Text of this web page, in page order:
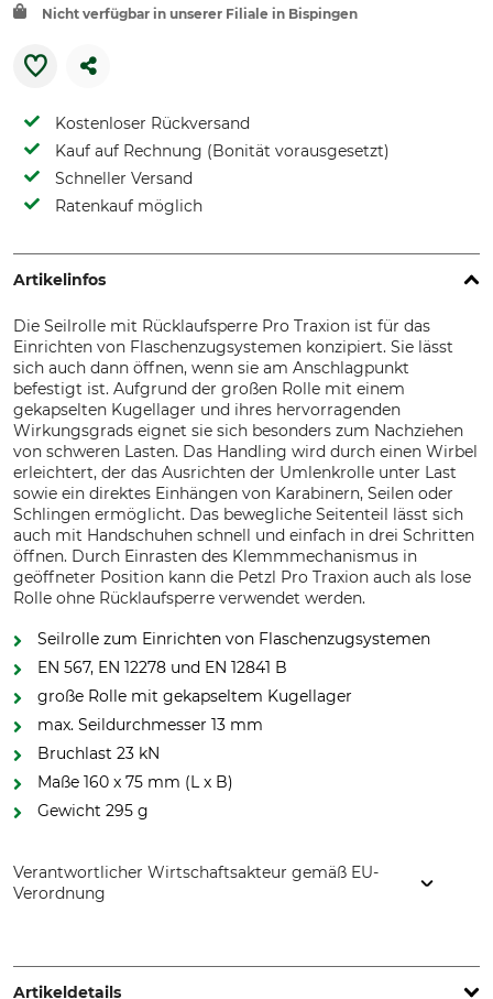
Nicht verfügbar in unserer Filiale in Bispingen
Kostenloser Rückversand
Kauf auf Rechnung (Bonität vorausgesetzt)
Schneller Versand
Ratenkauf möglich
Artikelinfos
Die Seilrolle mit Rücklaufsperre Pro Traxion ist für das
Einrichten von Flaschenzugsystemen konzipiert. Sie lässt
sich auch dann öffnen, wenn sie am Anschlagpunkt
befestigt ist. Aufgrund der großen Rolle mit einem
gekapselten Kugellager und ihres hervorragenden
Wirkungsgrads eignet sie sich besonders zum Nachziehen
von schweren Lasten. Das Handling wird durch einen Wirbel
erleichtert, der das Ausrichten der Umlenkrolle unter Last
sowie ein direktes Einhängen von Karabinern, Seilen oder
Schlingen ermöglicht. Das bewegliche Seitenteil lässt sich
auch mit Handschuhen schnell und einfach in drei Schritten
öffnen. Durch Einrasten des Klemmmechanismus in
geöffneter Position kann die Petzl Pro Traxion auch als lose
Rolle ohne Rücklaufsperre verwendet werden.
Seilrolle zum Einrichten von Flaschenzugsystemen
EN 567, EN 12278 und EN 12841 B
große Rolle mit gekapseltem Kugellager
max. Seildurchmesser 13 mm
Bruchlast 23 kN
Maße 160 x 75 mm (L x B)
Gewicht 295 g
Verantwortlicher Wirtschaftsakteur gemäß EU-
Verordnung
France, www.petzl.com
Artikeldetails